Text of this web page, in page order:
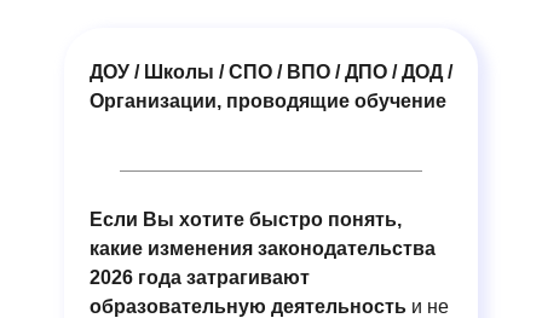
Если Вы хотите быстро понять,
какие изменения законодательства
2026 года затрагивают
образовательную деятельность и не
ДОУ / Школы / СПО / ВПО / ДПО / ДОД /
Организации, проводящие обучение